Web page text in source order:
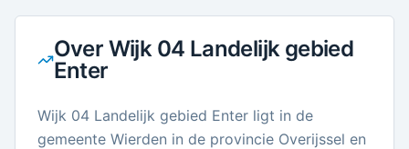
Over Wijk 04 Landelijk gebied
Enter
Wijk 04 Landelijk gebied Enter ligt in de
gemeente Wierden in de provincie Overijssel en